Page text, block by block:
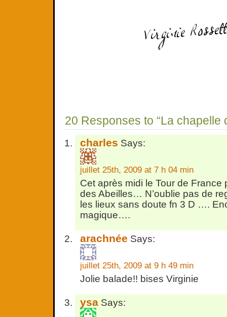
20 Responses to “La chapelle
charles Says:
juillet 25th, 2009 at 7 h 04 min
Cet après midi le Tour de France
des Abeilles… N’oublie pas de
les lieux sans doute fn 3 D ….
magique….
arachnée Says:
juillet 25th, 2009 at 9 h 49 min
Jolie balade!! bises Virginie
ysa Says: